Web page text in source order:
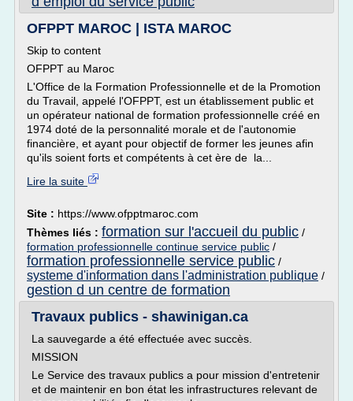
OFPPT MAROC | ISTA MAROC
Skip to content
OFPPT au Maroc
L'Office de la Formation Professionnelle et de la Promotion
du Travail, appelé l'OFPPT, est un établissement public et
un opérateur national de formation professionnelle créé en
1974 doté de la personnalité morale et de l'autonomie
financière, et ayant pour objectif de former les jeunes afin
qu'ils soient forts et compétents à cet ère de la...
Lire la suite
Site : https://www.ofpptmaroc.com
Thèmes liés : formation sur l'accueil du public /
formation professionnelle continue service public /
formation professionnelle service public /
systeme d'information dans l'administration publique /
gestion d un centre de formation
Travaux publics - shawinigan.ca
La sauvegarde a été effectuée avec succès.
MISSION
Le Service des travaux publics a pour mission d'entretenir
et de maintenir en bon état les infrastructures relevant de